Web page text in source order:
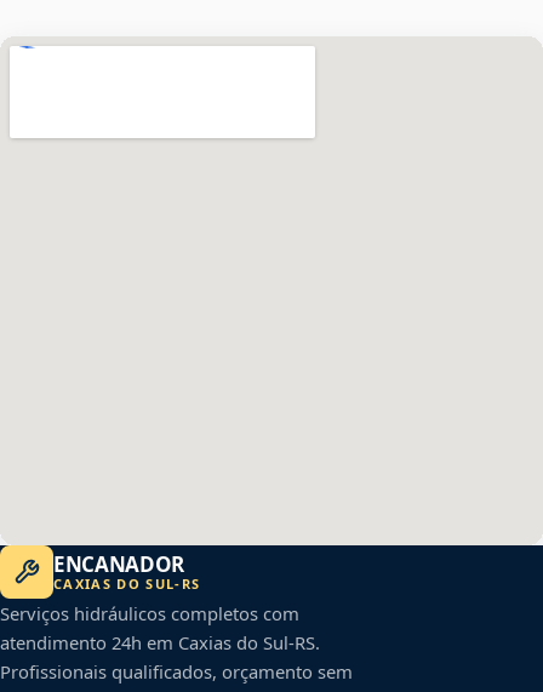
ENCANADOR
CAXIAS DO SUL- RS
Serviços hidráulicos completos com
atendimento 24h em Caxias do Sul-RS.
Profissionais qualificados, orçamento sem